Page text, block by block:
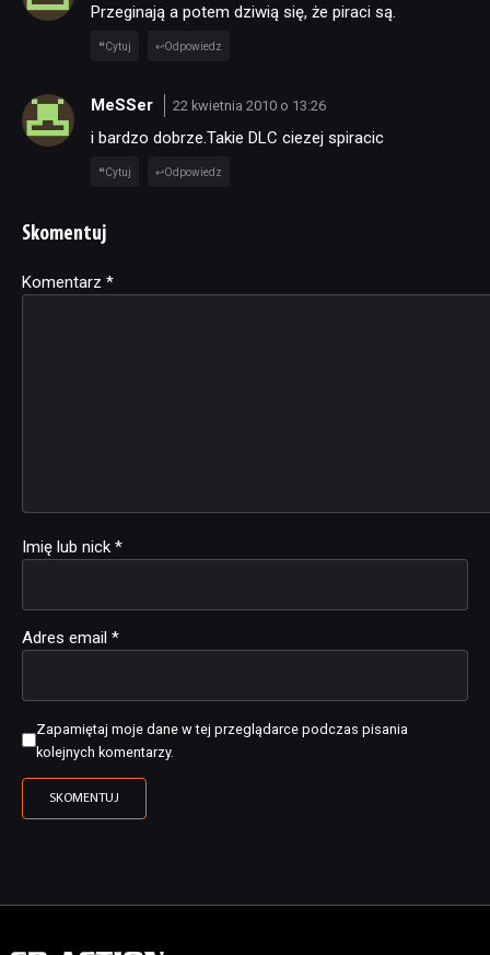
Przeginają a potem dziwią się, że piraci są.
Cytuj Odpowiedz
MeSSer 22 kwietnia 2010 o 13:26
i bardzo dobrze.Takie DLC ciezej spiracic
Cytuj Odpowiedz
Skomentuj
Komentarz *
Imię lub nick *
Adres email *
Zapamiętaj moje dane w tej przeglądarce podczas pisania
kolejnych komentarzy.
Alternative: